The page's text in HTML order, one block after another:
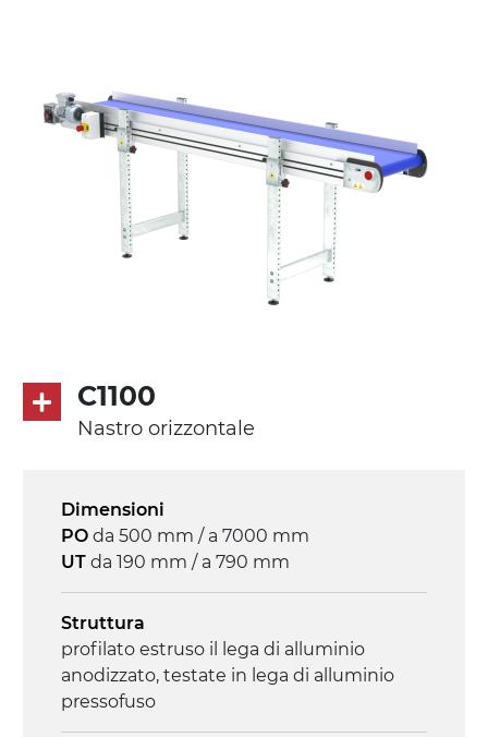
C1100
Nastro orizzontale
Dimensioni
PO da 500 mm / a 7000 mm
UT da 190 mm / a 790 mm
Struttura
profilato estruso il lega di alluminio
anodizzato, testate in lega di alluminio
pressofuso